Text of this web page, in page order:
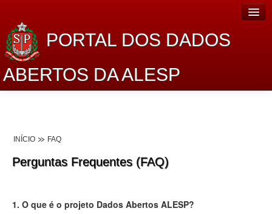
PORTAL DOS DADOS
ABERTOS DA ALESP
Lei de Acesso à Informação
INÍCIO FAQ
Perguntas Frequentes (FAQ)
1. O que é o projeto Dados Abertos ALESP?